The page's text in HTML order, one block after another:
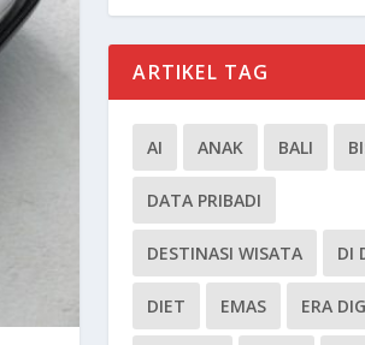
ARTIKEL TAG
AI ANAK BALI
DATA PRIBADI
DESTINASI WISATA DI
DIET EMAS ERA